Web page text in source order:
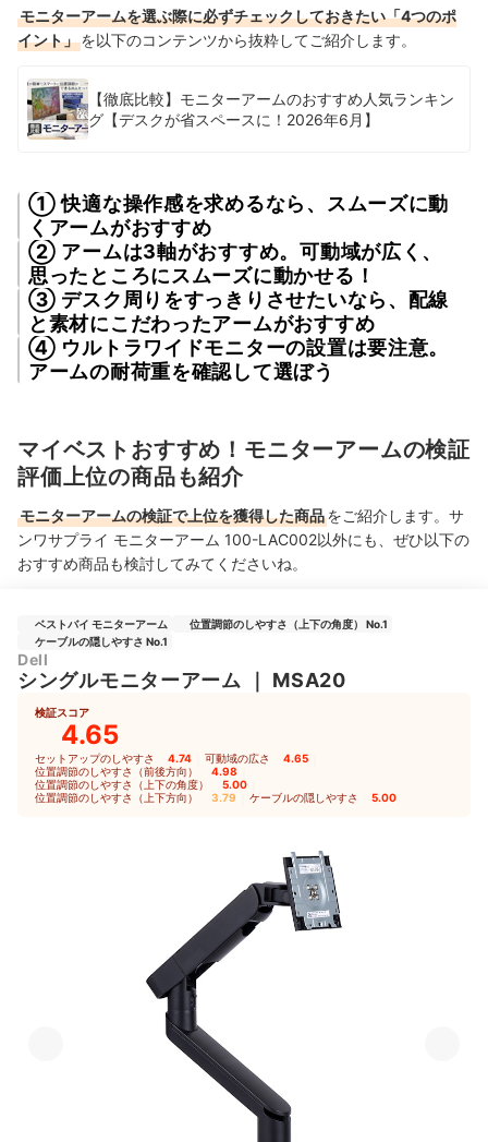
モニターアームを選ぶ際に必ずチェックしておきたい「4つのポ
イント」を以下のコンテンツから抜粋してご紹介します。
【徹底比較】モニターアームのおすすめ人気ランキン
グ【デスクが省スペースに！2026年6月】
① 快適な操作感を求めるなら、スムーズに動
くアームがおすすめ
② アームは3軸がおすすめ。可動域が広く、
思ったところにスムーズに動かせる！
③ デスク周りをすっきりさせたいなら、配線
と素材にこだわったアームがおすすめ
④ ウルトラワイドモニターの設置は要注意。
アームの耐荷重を確認して選ぼう
マイベストおすすめ！モニターアームの検証
評価上位の商品も紹介
モニターアームの検証で上位を獲得した商品をご紹介します。サ
ンワサプライ モニターアーム 100-LAC002以外にも、ぜひ以下の
おすすめ商品も検討してみてくださいね。
ベストバイ モニターアーム
位置調節のしやすさ（上下の角度） No.1
ケーブルの隠しやすさ No.1
Dell
シングルモニターアーム MSA20
検証スコア
4.65
セットアップのしやすさ 4.74 可動域の広さ 4.65
位置調節のしやすさ（前後方向） 4.98
位置調節のしやすさ（上下の角度） 5.00
位置調節のしやすさ（上下方向） 3.79 ケーブルの隠しやすさ 5.00